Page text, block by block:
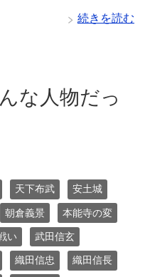
続きを読む
な人物だっ
天下布武 安土城
朝倉義景 本能寺の変
い 武田信玄
織田信忠 織田信長